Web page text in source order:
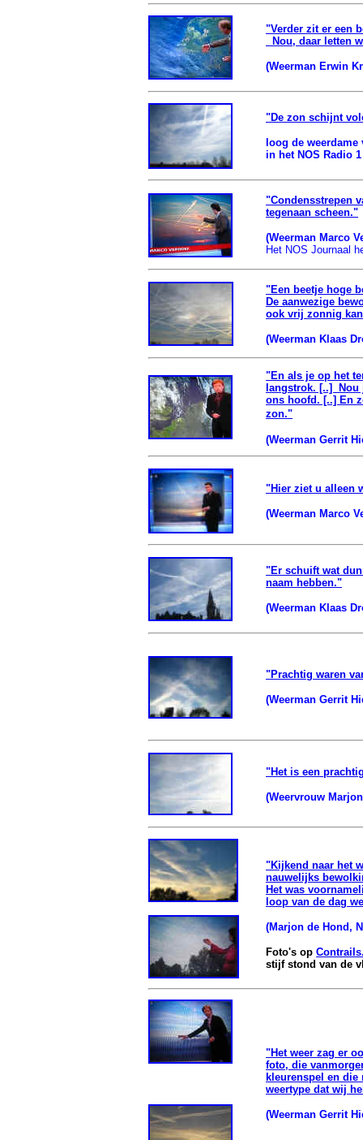
"Verder zit er een
Nou, daar letten
(Weerman Erwin
"De zon schijnt
loog de weerdame
in het NOS Radio
"Condensstrepen
tegenaan scheen."
(Weerman Marco
Het NOS Journaal
"Een beetje hoge
De aanwezige
ook vrij zonnig
(Weerman Klaas
"En als je op het
langstrok. [..] Nou
ons hoofd. [..] En
zon."
(Weerman Gerrit
"Hier ziet u alleen
(Weerman Marco
"Er schuift wat
naam hebben."
(Weerman Klaas
"Prachtig waren
(Weerman Gerrit
"Het is een
(Weervrouw
"Kijkend naar het
nauwelijks
Het was
loop van de dag
(Marjon de Hond,
Foto's op
stijf stond van de
"Het weer zag er
foto, die
kleurenspel en
weertype dat wij
(Weerman Gerrit